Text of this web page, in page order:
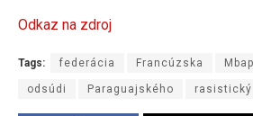
Odkaz na zdroj
Tags: federácia Francúzska
odsúdi Paraguajského rasistický